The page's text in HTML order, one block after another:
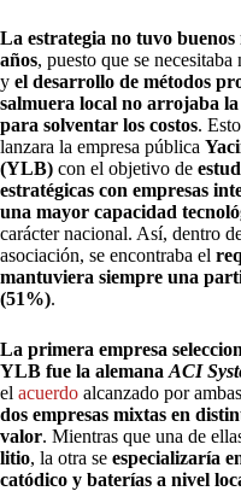
La estrategia no tuvo
años, puesto que se
y el desarrollo de métodos
salmuera local no arrojaba
para solventar los costos.
lanzara la empresa pública
(YLB) con el objetivo de
estratégicas con empresas
una mayor capacidad
carácter nacional. Así, dentro
asociación, se encontraba el
mantuviera siempre una
(51%).
La primera empresa
YLB fue la alemana ACI
el acuerdo alcanzado por
dos empresas mixtas en
valor. Mientras que una de
litio, la otra se especializaría
catódico y baterías a nivel